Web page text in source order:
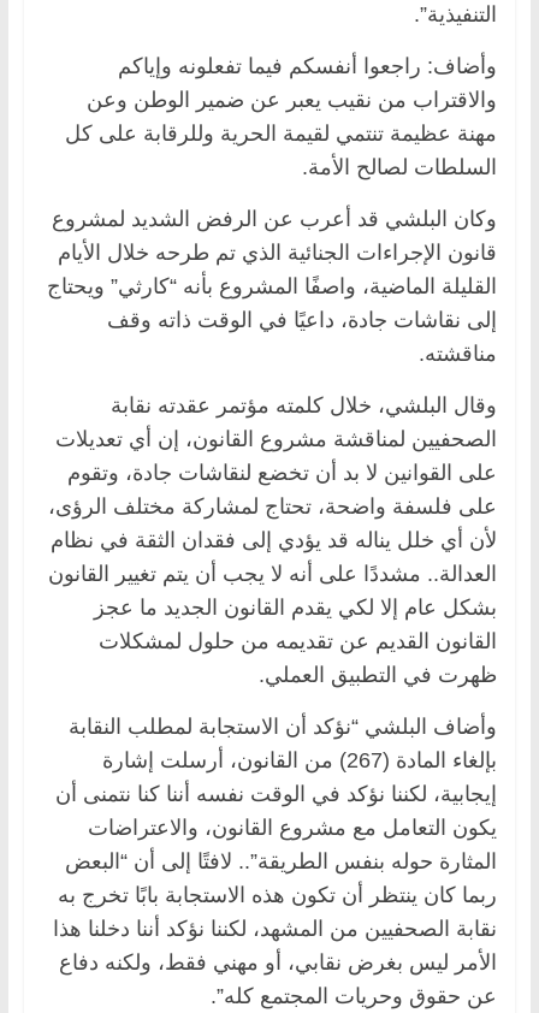
التنفيذية”.
وأضاف: راجعوا أنفسكم فيما تفعلونه وإياكم
والاقتراب من نقيب يعبر عن ضمير الوطن وعن
مهنة عظيمة تنتمي لقيمة الحرية وللرقابة على كل
السلطات لصالح الأمة.
وكان البلشي قد أعرب عن الرفض الشديد لمشروع
قانون الإجراءات الجنائية الذي تم طرحه خلال الأيام
القليلة الماضية، واصفًا المشروع بأنه “كارثي” ويحتاج
إلى نقاشات جادة، داعيًا في الوقت ذاته وقف
مناقشته.
وقال البلشي، خلال كلمته مؤتمر عقدته نقابة
الصحفيين لمناقشة مشروع القانون، إن أي تعديلات
على القوانين لا بد أن تخضع لنقاشات جادة، وتقوم
على فلسفة واضحة، تحتاج لمشاركة مختلف الرؤى،
لأن أي خلل يناله قد يؤدي إلى فقدان الثقة في نظام
العدالة.. مشددًا على أنه لا يجب أن يتم تغيير القانون
بشكل عام إلا لكي يقدم القانون الجديد ما عجز
القانون القديم عن تقديمه من حلول لمشكلات
ظهرت في التطبيق العملي.
وأضاف البلشي “نؤكد أن الاستجابة لمطلب النقابة
بإلغاء المادة (267) من القانون، أرسلت إشارة
إيجابية، لكننا نؤكد في الوقت نفسه أننا كنا نتمنى أن
يكون التعامل مع مشروع القانون، والاعتراضات
المثارة حوله بنفس الطريقة”.. لافتًا إلى أن “البعض
ربما كان ينتظر أن تكون هذه الاستجابة بابًا تخرج به
نقابة الصحفيين من المشهد، لكننا نؤكد أننا دخلنا هذا
الأمر ليس بغرض نقابي، أو مهني فقط، ولكنه دفاع
عن حقوق وحريات المجتمع كله”.